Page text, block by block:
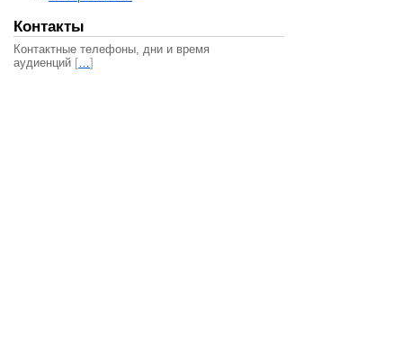
Контакты
Контактные телефоны, дни и время
аудиенций […]